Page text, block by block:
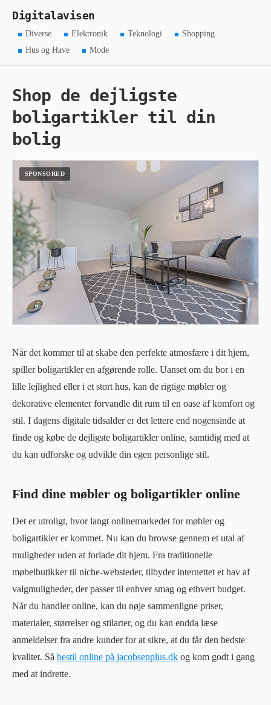
Digitalavisen
Diverse Elektronik Teknologi
Shopping
Hus og Have
Mode
Shop de dejligste
boligartikler til din
bolig
Når det kommer til at skabe den perfekte atmosfære i dit hjem,
spiller boligartikler en afgørende rolle. Uanset om du bor i en
lille lejlighed eller i et stort hus, kan de rigtige møbler og
dekorative elementer forvandle dit rum til en oase af komfort og
stil. I dagens digitale tidsalder er det lettere end nogensinde at
finde og købe de dejligste boligartikler online, samtidig med at
du kan udforske og udvikle din egen personlige stil.
Find dine møbler og boligartikler online
Det er utroligt, hvor langt onlinemarkedet for møbler og
boligartikler er kommet. Nu kan du browse gennem et utal af
muligheder uden at forlade dit hjem. Fra traditionelle
møbelbutikker til niche-websteder, tilbyder internettet et hav af
valgmuligheder, der passer til enhver smag og ethvert budget.
Når du handler online, kan du nøje sammenligne priser,
materialer, størrelser og stilarter, og du kan endda læse
anmeldelser fra andre kunder for at sikre, at du får den bedste
kvalitet. Så bestil online på jacobsenplus.dk og kom godt i gang
med at indrette.